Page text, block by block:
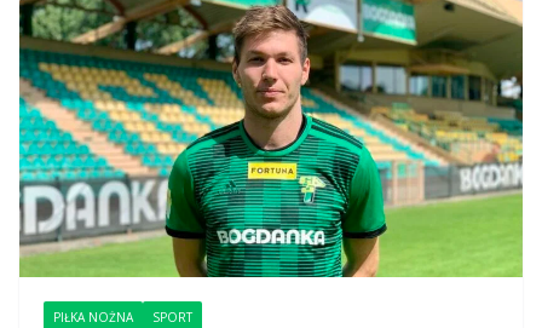
PIŁKA NOŻNA SPORT